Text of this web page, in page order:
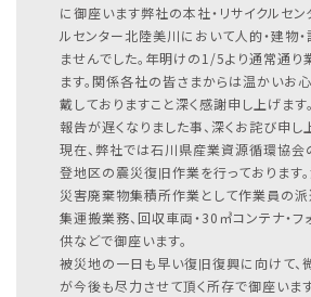
に御座います弊社の本社・リサイクルセン
ルセンター北陸美川において人的・建物
ませんでした。年明けの1/5より通常通り
ます。関係各社の皆さまからは温かいお
戴しておりますこと深く感謝申し上げます
報告が遅くなりました事、深くお詫び申し
現在、弊社では石川県産業資源循環協会
登地区の震災復旧作業を行っております。
災害廃棄物集積所作業として作業員の派
集運搬業務、回収車両・30㎥コンテナ・フ
供などで御座います。
被災地の一日も早い復旧復興に向けて、
が今後も尽力させて頂く所存で御座いま